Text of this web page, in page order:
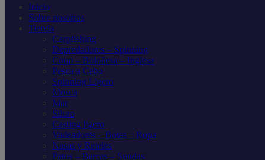
Inicio
Sobre nosotros
Tienda
Carpfishing
Depredadores – Spinning
Coup – Boloñesa – Inglesa
Pesca a Cebo
Spinning Ligero
Mosca
Mar
Siluro
Casting ligero
Vadeadores – Botas – Ropa
Nasas y Reteles
Patos – Barcas – Sondas